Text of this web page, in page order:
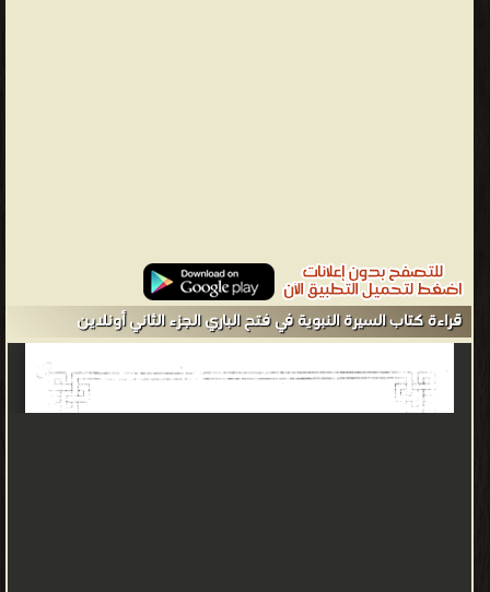
852 هـ)، الملقب بـ أمير المؤمنين في الحديث ❰ له مجموعة من
الإنجازات والمؤلفات أبرزها ❞ تحفة النبلاء من قصص الأنبياء للإمام ❝ ❞
الإصابة في تمييز الصحابة (ط. العصرية) ❝ ❞ تحرير تقريب التهذيب للحافظ
أحمد بن علي بن حجر العسقلاني الجزء الأول: حرف الألف - حرف الزاي *
1 - 2167 ❝ ❞ شرح نزهة النظر في توضيح نخبة الفكر ❝ ❞ فتح الباري
بشرح صحيح البخاري (ط. البهية) الجزء الأول: بدء الوحي - الصلاة ❝ ❞
قراءة كتاب السيرة النبوية في فتح الباري الجزء الثاني أونلاين